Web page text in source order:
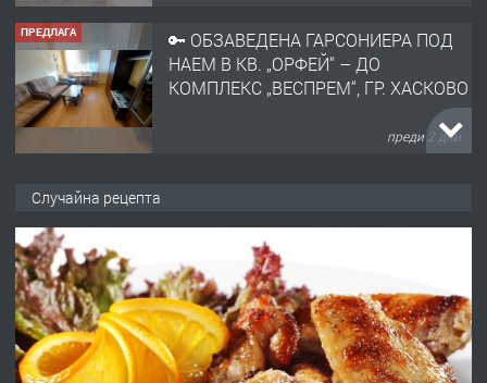
ПРЕДЛАГА
🔑 ОБЗАВЕДЕНА ГАРСОНИЕРА ПОД
НАЕМ В КВ. „ОРФЕЙ“ – ДО
КОМПЛЕКС „ВЕСПРЕМ“, ГР. ХАСКОВО
преди 2 дни
АПАРТАМЕНТ В ЦЕНТЪРА НА ГР.
ХАСКОВО
ПРЕДЛАГА Давам гараж под наем
Случайна рецепта